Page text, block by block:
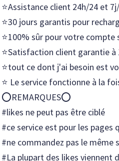
⭐Assistance client 24h/24 et
⭐30 jours garantis pour
⭐100% sûr pour votre
⭐Satisfaction client garantie
⭐tout ce dont j'ai besoin est
⭐ Le service fonctionne à la
⭕REMARQUES⭕
#likes ne peut pas être ciblé
#ce service est pour les
#ne commandez pas le
#La plupart des likes viennent